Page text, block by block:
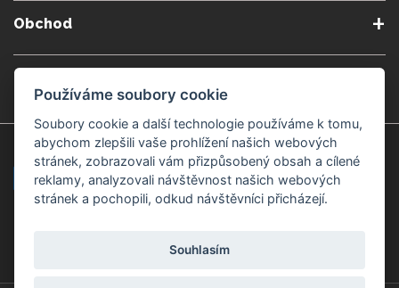
Zásady ochrany osobních
Nastavení souborů cookie
Gemmoterapie
Obchod
Nakupujte bezpečně Velkoobchod
Považská Bystrica v Kauflandu Považská Bystrica Mpark
Žilina Čadca
Záruka kvality
Používáme soubory cookie
Soubory cookie a další technologie používáme k tomu,
abychom zlepšili vaše prohlížení našich webových
stránek, zobrazovali vám přizpůsobený obsah a cílené
reklamy, analyzovali návštěvnost našich webových
stránek a pochopili, odkud návštěvníci přicházejí.
Souhlasím